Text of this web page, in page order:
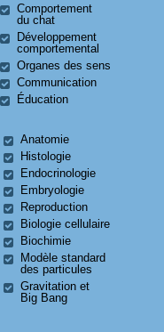
Comportement
du chat
Développement
comportemental
Organes des sens
Communication
Éducation
Anatomie
Histologie
Endocrinologie
Embryologie
Reproduction
Biologie cellulaire
Biochimie
Modèle standard
des particules
Gravitation et
Big Bang